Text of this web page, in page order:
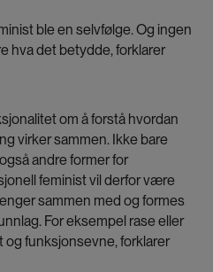
ble en selvfølge. Og ingen
hva det betydde, forklarer
om å forstå hvordan
virker sammen. Ikke bare
andre former for
feminist vil derfor være
sammen med og formes
For eksempel rase eller
og funksjonsevne, forklarer